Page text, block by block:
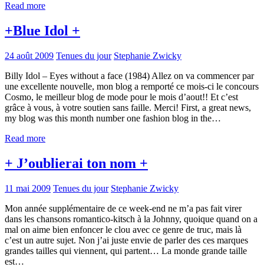
Read more
+Blue Idol +
24 août 2009 Tenues du jour Stephanie Zwicky
Billy Idol – Eyes without a face (1984) Allez on va commencer par
une excellente nouvelle, mon blog a remporté ce mois-ci le concours
Cosmo, le meilleur blog de mode pour le mois d’aout!! Et c’est
grâce à vous, à votre soutien sans faille. Merci! First, a great news,
my blog was this month number one fashion blog in the…
Read more
+ J’oublierai ton nom +
11 mai 2009 Tenues du jour Stephanie Zwicky
Mon année supplémentaire de ce week-end ne m’a pas fait virer
dans les chansons romantico-kitsch à la Johnny, quoique quand on a
mal on aime bien enfoncer le clou avec ce genre de truc, mais là
c’est un autre sujet. Non j’ai juste envie de parler des ces marques
grandes tailles qui viennent, qui partent… La monde grande taille
est…